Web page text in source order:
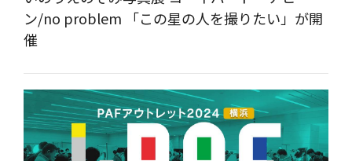
ン/no problem 「この星の人を撮りたい」が開
催